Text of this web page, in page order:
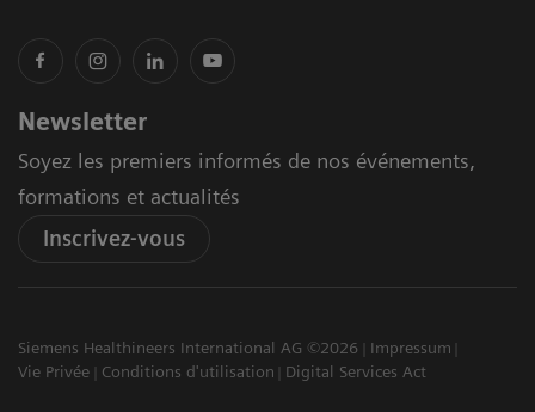
Newsletter
Soyez les premiers informés de nos événements,
formations et actualités
Inscrivez-vous
Siemens Healthineers International AG ©2026
Impressum
Vie Privée
Conditions d'utilisation Digital Services Act